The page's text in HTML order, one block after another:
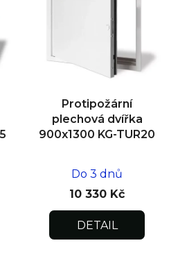
Protipožární
plechová dvířka
900x1300 KG-TUR20
Do 3 dnů
10 330 Kč
DETAIL